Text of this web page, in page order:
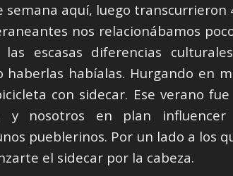
aquí, luego transcurrieron
nos relacionábamos
escasas diferencias
habíalas. Hurgando en
con sidecar. Ese verano
nosotros en plan influencer
pueblerinos. Por un lado a los
el sidecar por la cabeza.